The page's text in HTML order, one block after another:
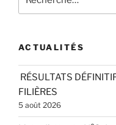
pour
ACTUALITÉS
RÉSULTATS
FILIÈRES
5 août 2026